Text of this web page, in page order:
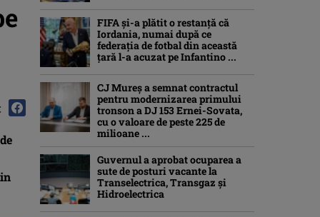
FIFA și-a plătit o restanță că
Iordania, numai după ce
federația de fotbal din această
țară l-a acuzat pe Infantino ...
CJ Mureș a semnat contractul
pentru modernizarea primului
tronson a DJ 153 Ernei-Sovata,
cu o valoare de peste 225 de
milioane ...
Guvernul a aprobat ocuparea a
sute de posturi vacante la
Transelectrica, Transgaz și
Hidroelectrica